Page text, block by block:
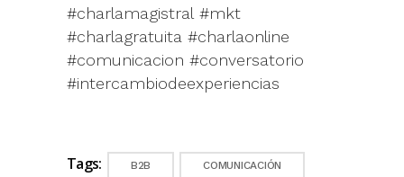
#charlamagistral #mkt
#charlagratuita #charlaonline
#comunicacion #conversatorio
#intercambiodeexperiencias
Tags: B2B COMUNICACIÓN